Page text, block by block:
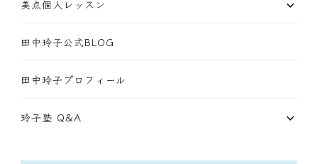
美点個人レッスン
田中玲子公式BLOG
田中玲子プロフィール
玲子塾 Q&A